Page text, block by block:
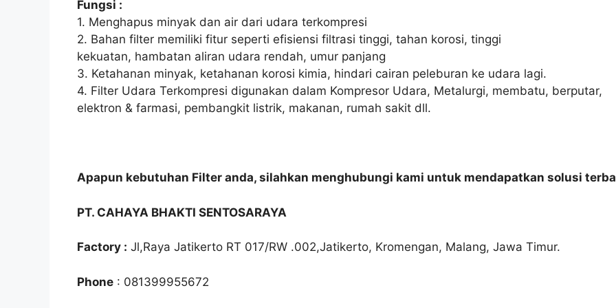
Fungsi :
1. Menghapus minyak dan air dari udara terkompresi
2. Bahan filter memiliki fitur seperti efisiensi filtrasi tinggi, tahan korosi, tinggi
kekuatan, hambatan aliran udara rendah, umur panjang
3. Ketahanan minyak, ketahanan korosi kimia, hindari cairan peleburan ke udara lagi.
4. Filter Udara Terkompresi digunakan dalam Kompresor Udara, Metalurgi, membatu, berputar,
elektron & farmasi, pembangkit listrik, makanan, rumah sakit dll.
Apapun kebutuhan Filter anda, silahkan menghubungi kami untuk mendapatkan solusi
PT. CAHAYA BHAKTI SENTOSARAYA
Factory : Jl,Raya Jatikerto RT 017/RW .002,Jatikerto, Kromengan, Malang, Jawa Timur.
Phone : 081399955672